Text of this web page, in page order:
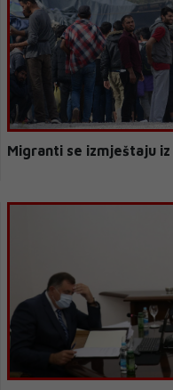
Migranti se izmještaju